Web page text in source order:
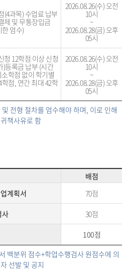
(4과목) 수업료 납부
제 및 무통장입금
엄수)
2026.08.26(수) 오전
10시
~
2026.08.28(금) 오후
05시
청 12학점 이상 신청
)등록금 납부 (시간
학점 없이 학기별
학점, 연간 최대 42학
2026.08.26(수) 오전
10시
~
2026.08.28(금) 오후
05시
전형 절차를 엄수해야 하며, 이로 인해
책사유로 함
배점
계획서
70점
사 30점
100점
백분위 점수+학업수행검사 원점수에 의
선발 및 공지